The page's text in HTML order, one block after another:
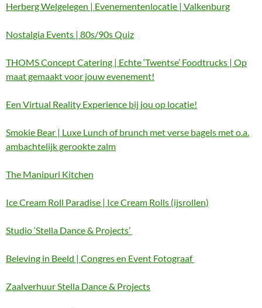
Herberg Welgelegen | Evenementenlocatie | Valkenburg
Nostalgia Events | 80s/90s Quiz
THOMS Concept Catering | Echte ‘Twentse’ Foodtrucks | Op
maat gemaakt voor jouw evenement!
Een Virtual Reality Experience bij jou op locatie!
Smokie Bear | Luxe Lunch of brunch met verse bagels met o.a.
ambachtelijk gerookte zalm
The Manipuri Kitchen
Ice Cream Roll Paradise | Ice Cream Rolls (ijsrollen)
Studio ‘Stella Dance & Projects’
Beleving in Beeld | Congres en Event Fotograaf
Zaalverhuur Stella Dance & Projects